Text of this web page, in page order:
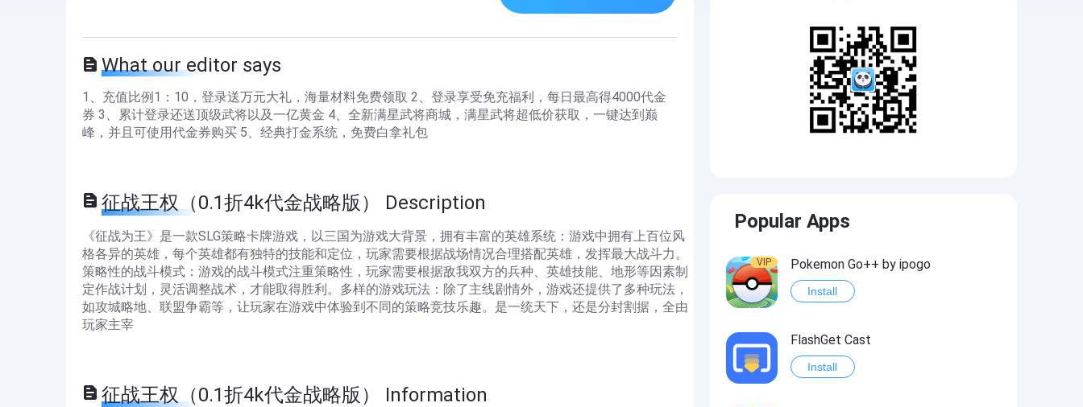
What our editor says
1、充值比例1：10，登录送万元大礼，海量材料免费领取 2、登录享受免充福利，每日最高得4000代金
券 3、累计登录还送顶级武将以及一亿黄金 4、全新满星武将商城，满星武将超低价获取，一键达到巅
峰，并且可使用代金券购买 5、经典打金系统，免费白拿礼包
征战王权（0.1折4k代金战略版） Description
《征战为王》是一款SLG策略卡牌游戏，以三国为游戏大背景，拥有丰富的英雄系统：游戏中拥有上百位风
格各异的英雄，每个英雄都有独特的技能和定位，玩家需要根据战场情况合理搭配英雄，发挥最大战斗力。
策略性的战斗模式：游戏的战斗模式注重策略性，玩家需要根据敌我双方的兵种、英雄技能、地形等因素制
定作战计划，灵活调整战术，才能取得胜利。多样的游戏玩法：除了主线剧情外，游戏还提供了多种玩法，
如攻城略地、联盟争霸等，让玩家在游戏中体验到不同的策略竞技乐趣。是一统天下，还是分封割据，全由
玩家主宰
征战王权（0.1折4k代金战略版） Information
Popular Apps
VIP Pokemon Go++ by ipogo
Install
FlashGet Cast
Install